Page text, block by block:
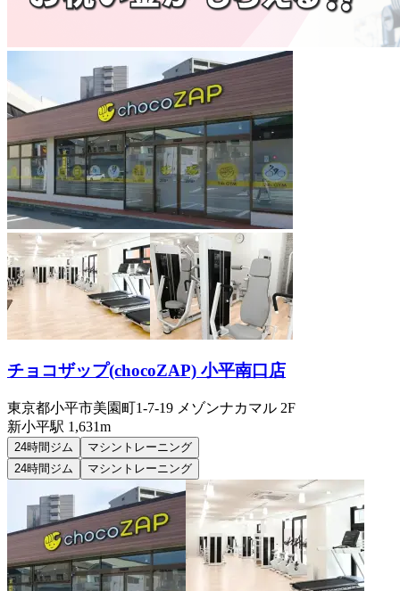
チョコザップ(chocoZAP) 小平南口店
東京都小平市美園町1-7-19 メゾンナカマル 2F
新小平駅 1,631m
24時間ジム
マシントレーニング
24時間ジム
マシントレーニング